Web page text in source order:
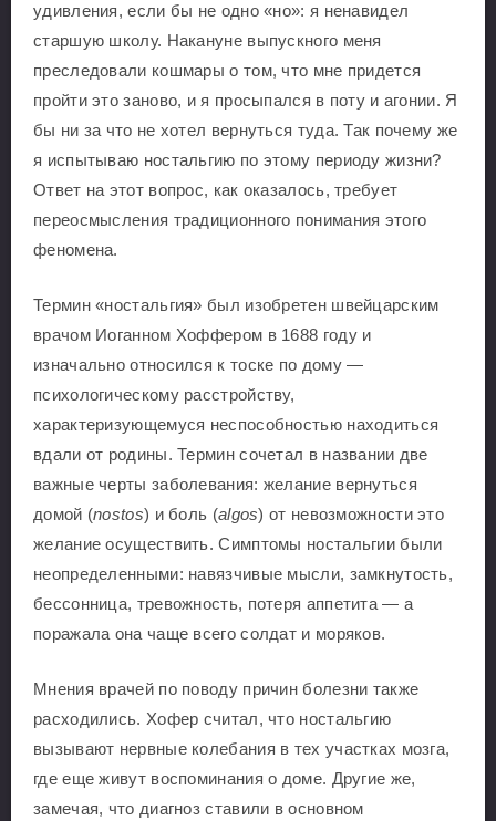
удивления, если бы не одно «но»: я ненавидел
старшую школу. Накануне выпускного меня
преследовали кошмары о том, что мне придется
пройти это заново, и я просыпался в поту и агонии. Я
бы ни за что не хотел вернуться туда. Так почему же
я испытываю ностальгию по этому периоду жизни?
Ответ на этот вопрос, как оказалось, требует
переосмысления традиционного понимания этого
феномена.
Термин «ностальгия» был изобретен швейцарским
врачом Иоганном Хоффером в 1688 году и
изначально относился к тоске по дому —
психологическому расстройству,
характеризующемуся неспособностью находиться
вдали от родины. Термин сочетал в названии две
важные черты заболевания: желание вернуться
домой (nostos) и боль (algos) от невозможности это
желание осуществить. Симптомы ностальгии были
неопределенными: навязчивые мысли, замкнутость,
бессонница, тревожность, потеря аппетита — а
поражала она чаще всего солдат и моряков.
Мнения врачей по поводу причин болезни также
расходились. Хофер считал, что ностальгию
вызывают нервные колебания в тех участках мозга,
где еще живут воспоминания о доме. Другие же,
замечая, что диагноз ставили в основном